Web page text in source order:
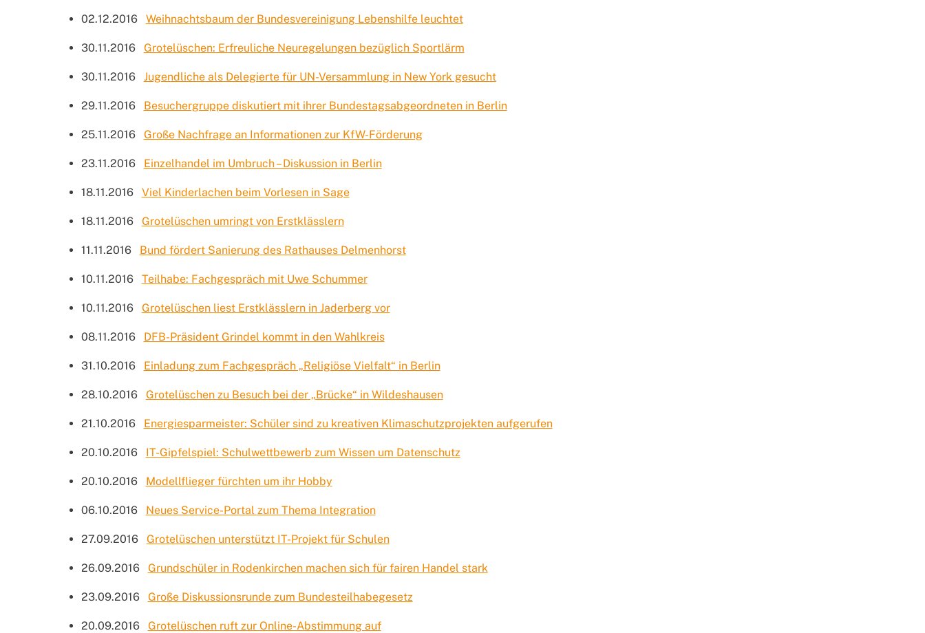
02.12.2016 Weihnachtsbaum der Bundesvereinigung Lebenshilfe leuchtet
30.11.2016 Grotelüschen: Erfreuliche Neuregelungen bezüglich Sportlärm
30.11.2016 Jugendliche als Delegierte für UN-Versammlung in New York gesucht
29.11.2016 Besuchergruppe diskutiert mit ihrer Bundestagsabgeordneten in Berlin
25.11.2016 Große Nachfrage an Informationen zur KfW-Förderung
23.11.2016 Einzelhandel im Umbruch – Diskussion in Berlin
18.11.2016 Viel Kinderlachen beim Vorlesen in Sage
18.11.2016 Grotelüschen umringt von Erstklässlern
11.11.2016 Bund fördert Sanierung des Rathauses Delmenhorst
10.11.2016 Teilhabe: Fachgespräch mit Uwe Schummer
10.11.2016 Grotelüschen liest Erstklässlern in Jaderberg vor
08.11.2016 DFB-Präsident Grindel kommt in den Wahlkreis
31.10.2016 Einladung zum Fachgespräch „Religiöse Vielfalt“ in Berlin
28.10.2016 Grotelüschen zu Besuch bei der „Brücke“ in Wildeshausen
21.10.2016 Energiesparmeister: Schüler sind zu kreativen Klimaschutzprojekten aufgerufen
20.10.2016 IT-Gipfelspiel: Schulwettbewerb zum Wissen um Datenschutz
20.10.2016 Modellflieger fürchten um ihr Hobby
06.10.2016 Neues Service-Portal zum Thema Integration
27.09.2016 Grotelüschen unterstützt IT-Projekt für Schulen
26.09.2016 Grundschüler in Rodenkirchen machen sich für fairen Handel stark
23.09.2016 Große Diskussionsrunde zum Bundesteilhabegesetz
20.09.2016 Grotelüschen ruft zur Online-Abstimmung auf